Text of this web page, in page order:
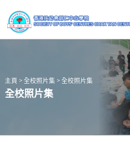
主頁 > 全校照片集 > 全校照片集
全校照片集